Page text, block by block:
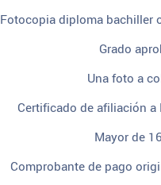
Fotocopia diploma bachiller
Grado
Una foto a
Certificado de afiliación a
Mayor de
Comprobante de pago